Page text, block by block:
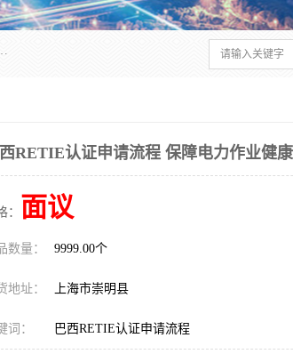
、INMTRO认证，欧盟CE认证：MD认证，PED认证，MID认证，ATEX认证，德国蓝色天使认证。
RETIE认证申请流程 保障电力作业健康
： 面议
数量： 9999.00个
地址： 上海市崇明县
词： 巴西RETIE认证申请流程